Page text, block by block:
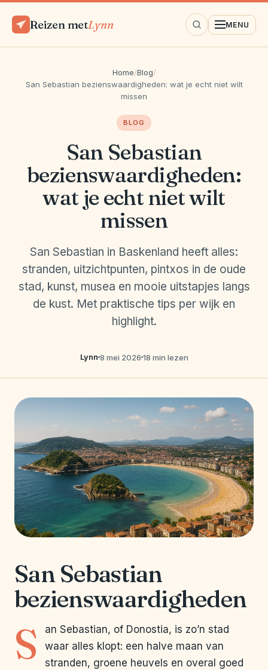
Reizen metLynn MENU
Home/Blog/
San Sebastian bezienswaardigheden: wat je echt niet wilt
missen
BLOG
San Sebastian
bezienswaardigheden:
wat je echt niet wilt
missen
San Sebastian in Baskenland heeft alles:
stranden, uitzichtpunten, pintxos in de oude
stad, kunst, musea en mooie uitstapjes langs
de kust. Met praktische tips per wijk en
highlight.
Lynn 8 mei 2026 18 min lezen
San Sebastian
bezienswaardigheden
S
an Sebastian, of Donostia, is zo’n stad
waar alles klopt: een halve maan van
stranden, groene heuvels en overal goed